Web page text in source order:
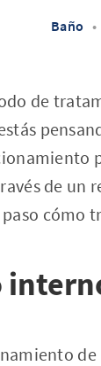
Baño •
de
de
cómo